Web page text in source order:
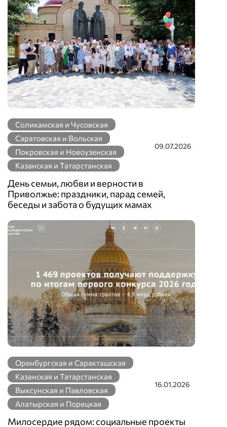
Соликамская и Чусовская
Саратовская и Вольская
Покровская и Новоузенская
Казанская и Татарстанская
09.07.2026
День семьи, любви и верности в
Приволжье: праздники, парад семей,
беседы и забота о будущих мамах
Оренбургская и Саракташская
Казанская и Татарстанская
Выксунская и Павловская
Алатырская и Порецкая
16.01.2026
Милосердие рядом: социальные проекты